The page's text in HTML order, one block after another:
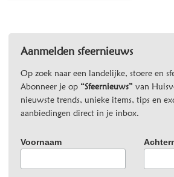
Aanmelden sfeernieuws
Op zoek naar een landelijke, stoere en
Abonneer je op “Sfeernieuws” van
nieuwste trends, unieke items, tips en
aanbiedingen direct in je inbox.
Voornaam